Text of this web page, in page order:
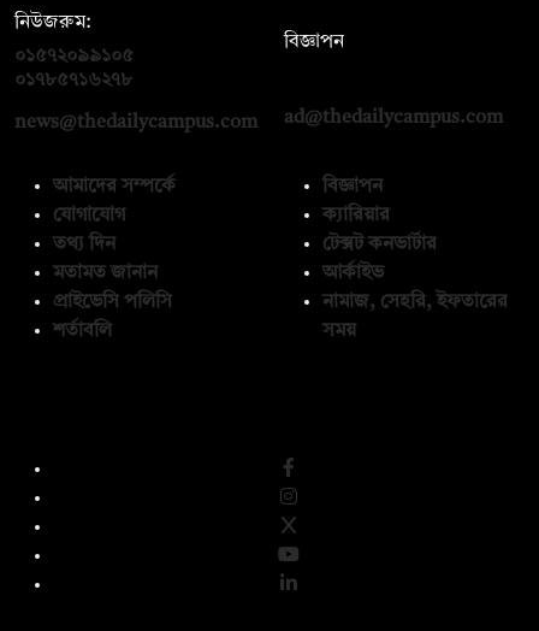
নিউজরুম:
০১৫৭২০৯৯১০৫
০১৭৮৫৭১৬২৭৮
news@thedailycampus.com
বিজ্ঞাপন
ad@thedailycampus.com
আমাদের সম্পর্কে
যোগাযোগ
তথ্য দিন
মতামত জানান
প্রাইভেসি পলিসি
শর্তাবলি
বিজ্ঞাপন
ক্যারিয়ার
টেক্সট কনভার্টার
আর্কাইভ
নামাজ, সেহরি, ইফতারের
সময়